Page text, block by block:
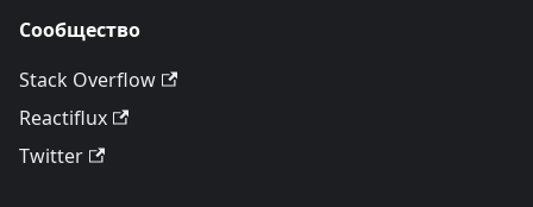
Сообщество
Stack Overflow
Reactiflux
Twitter